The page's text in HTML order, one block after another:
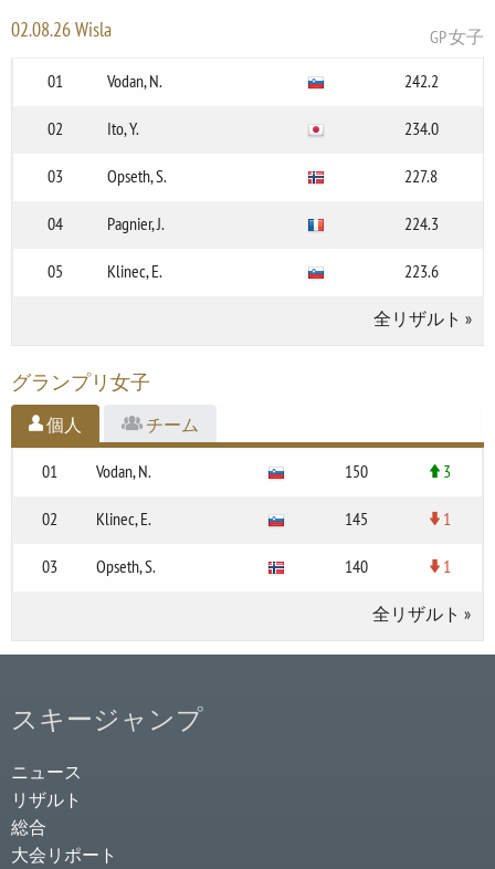
02.08.26 Wisla
GP 女子
01
Vodan, N. 242.2
02 Ito, Y. 234.0
03 Opseth, S. 227.8
04 Pagnier, J. 224.3
05 Klinec, E. 223.6
全リザルト »
グランプリ女子
個人 チーム
01 Vodan, N. 150 3
02 Klinec, E. 145 1
03 Opseth, S. 140 1
全リザルト »
スキージャンプ
ニュース
リザルト
総合
大会リポート